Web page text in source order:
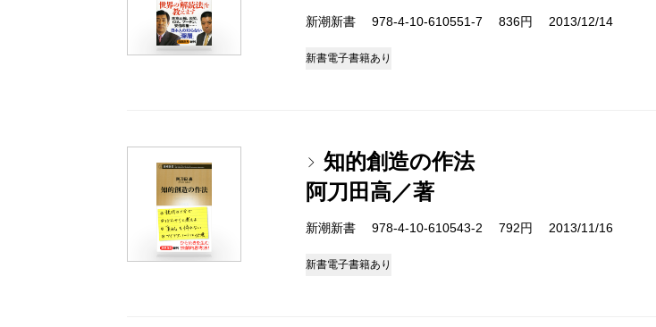
新潮新書 978-4-10-610551-7 836円 2013/12/14
新書電子書籍あり
知的創造の作法
阿刀田高／著
新潮新書 978-4-10-610543-2 792円 2013/11/16
新書電子書籍あり